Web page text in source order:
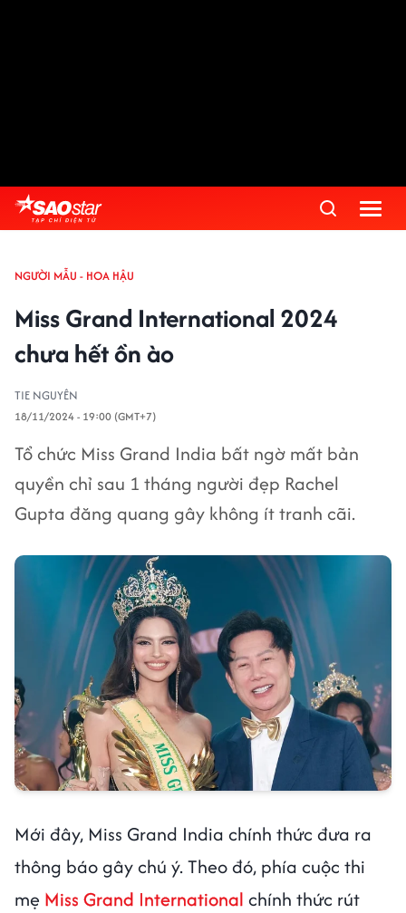
NGƯỜI MẪU - HOA HẬU
Miss Grand International 2024
chưa hết ồn ào
TIE NGUYÊN
18/11/2024 - 19:00 (GMT+7)
Tổ chức Miss Grand India bất ngờ mất bản
quyền chỉ sau 1 tháng người đẹp Rachel
Gupta đăng quang gây không ít tranh cãi.
Mới đây, Miss Grand India chính thức đưa ra
thông báo gây chú ý. Theo đó, phía cuộc thi
mẹ Miss Grand International chính thức rút